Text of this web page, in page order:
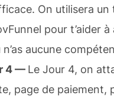
On utilisera un
pour t’aider
n’as aucune
4 — Le Jour 4, on
page de paiement,